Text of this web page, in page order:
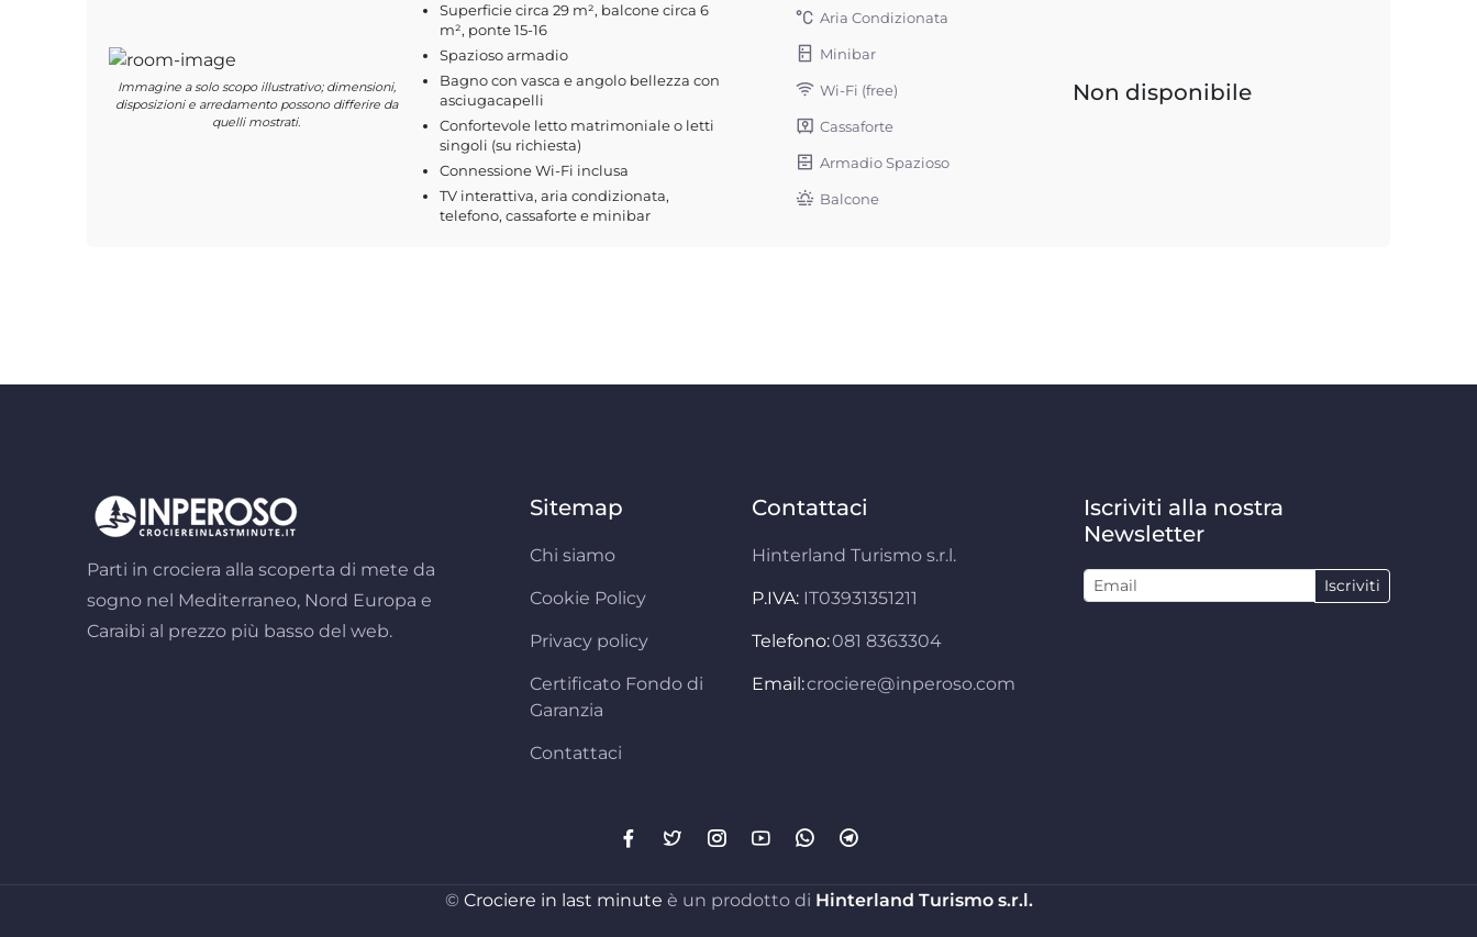
Immagine a solo scopo illustrativo; dimensioni,
disposizioni e arredamento possono differire da
quelli mostrati.
Superficie circa 29 m², balcone circa 6
m², ponte 15-16
Spazioso armadio
Bagno con vasca e angolo bellezza con
asciugacapelli
Confortevole letto matrimoniale o letti
singoli (su richiesta)
Connessione Wi-Fi inclusa
TV interattiva, aria condizionata,
telefono, cassaforte e minibar
Aria Condizionata
Minibar
Wi-Fi (free)
Cassaforte
Armadio Spazioso
Balcone
Non disponibile
Parti in crociera alla scoperta di mete da
sogno nel Mediterraneo, Nord Europa e
Caraibi al prezzo più basso del web.
Sitemap
Chi siamo
Cookie Policy
Privacy policy
Certificato Fondo di
Garanzia
Contattaci
Contattaci
Hinterland Turismo s.r.l.
P.IVA: IT03931351211
Telefono:081 8363304
Email:crociere@inperoso.com
Iscriviti alla nostra
Newsletter
Iscriviti
© Crociere in last minute è un prodotto di Hinterland Turismo s.r.l.